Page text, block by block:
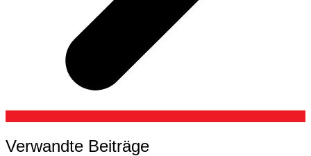
Verwandte Beiträge